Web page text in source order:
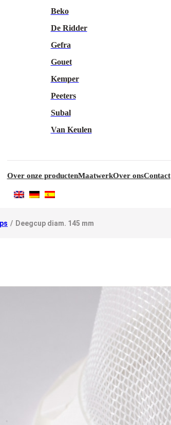
Beko
De Ridder
Gefra
Gouet
Kemper
Peeters
Subal
Van Keulen
Over onze productenMaatwerkOver onsContact
/ Deegcup diam. 145 mm